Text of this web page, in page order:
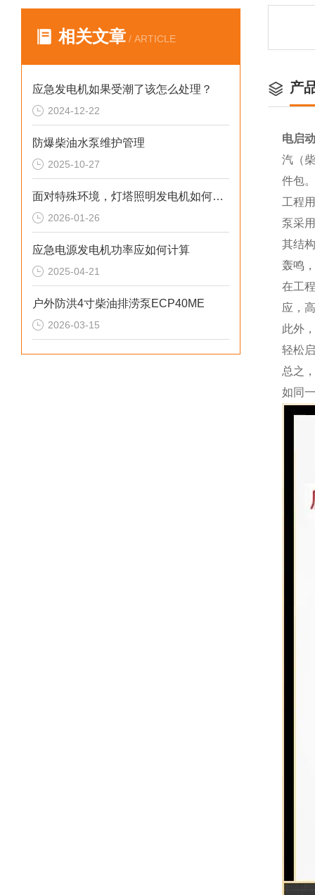
相关文章 / ARTICLE
应急发电机如果受潮了该怎么处理？
2024-12-22
防爆柴油水泵维护管理
2025-10-27
面对特殊环境，灯塔照明发电机如何确保稳定运行
2026-01-26
应急电源发电机功率应如何计算
2025-04-21
户外防洪4寸柴油排涝泵ECP40ME
2026-03-15
产
电启
汽（
件包。
工程
泵采
其结
轰鸣
在工
应，
此外
轻松
总之
如同